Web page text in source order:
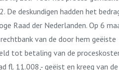
deskundigen hadden het
Raad der Nederlanden. Op 6
van de door hem geëiste
tot betaling van de
fl. 11.008,- geëist en kreeg van de